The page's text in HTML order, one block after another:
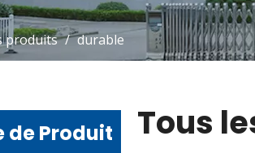
produits / durable
de Produit
Tous